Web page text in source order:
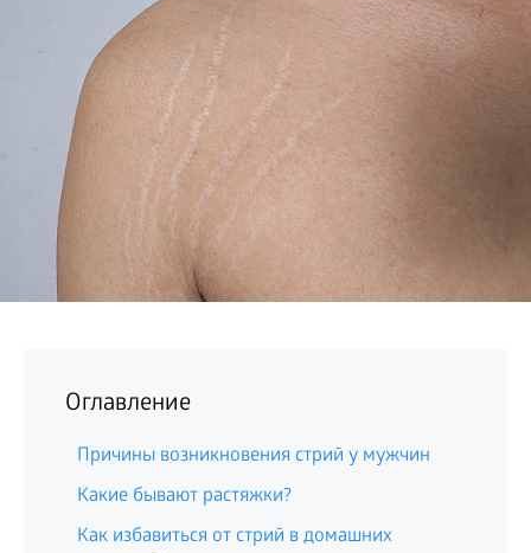
Оглавление
Причины возникновения стрий у мужчин
Какие бывают растяжки?
Как избавиться от стрий в домашних